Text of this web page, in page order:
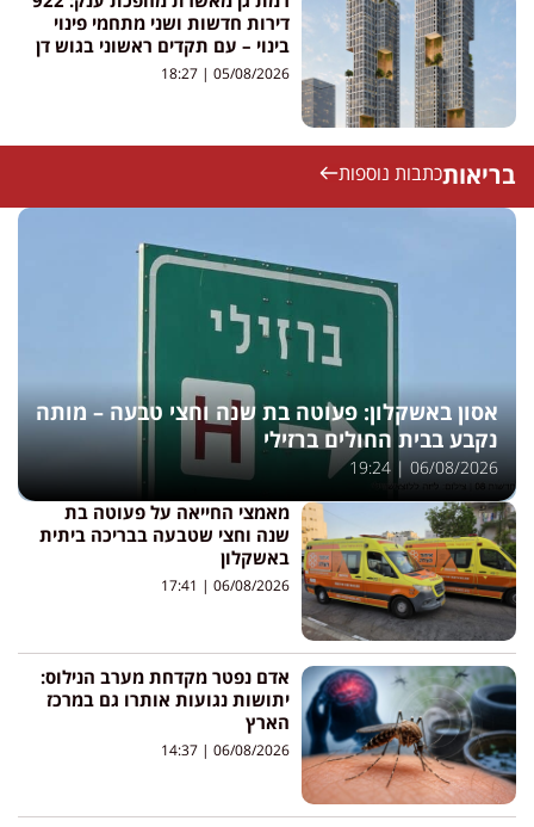
דירות חדשות ושני מתחמי פינוי
בינוי – עם תקדים ראשוני בגוש דן
05/08/2026
בריאותכתבות נוספות
אסון באשקלון: פעוטה בת שנה וחצי טבעה – מותה
נקבע בבית החולים ברזילי
06/08/2026
מאמצי החייאה על פעוטה בת
שנה וחצי שטבעה בבריכה ביתית
באשקלון
06/08/2026
אדם נפטר מקדחת מערב הנילוס:
יתושות נגועות אותרו גם במרכז
הארץ
06/08/2026